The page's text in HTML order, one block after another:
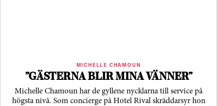
MICHELLE CHAMOUN
”GÄSTERNA BLIR MINA VÄNNER”
Michelle Chamoun har de gyllene nycklarna till service på
högsta nivå. Som concierge på Hotel Rival skräddarsyr hon